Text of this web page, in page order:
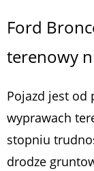
Ford
terenowy
Pojazd jest od
wyprawach
stopniu
drodze